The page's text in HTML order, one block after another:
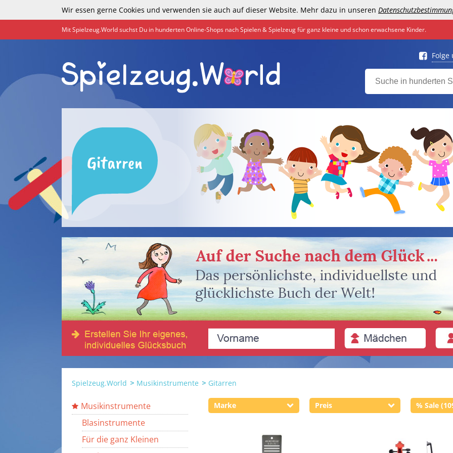
Wir essen gerne Cookies und verwenden sie auch auf dieser Website. Mehr dazu in unseren
Mit Spielzeug.World suchst Du in hunderten Online-Shops nach Spielen & Spielzeug für ganz kleine und schon erwachsene Kinder.
Folge
Gitarren
Spielzeug.World Musikinstrumente Gitarren
Musikinstrumente
Blasinstrumente
Für die ganz Kleinen
Marke Preis % Sale